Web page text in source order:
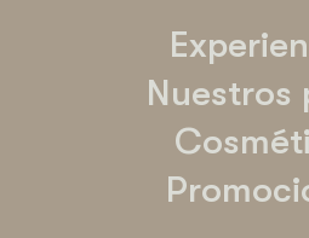
Nuestros